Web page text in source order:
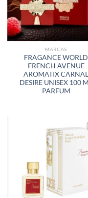
MARCAS
FRAGANCE WORLD
FRENCH AVENUE
AROMATIX CARNAL
DESIRE UNISEX 100
PARFUM
A LA